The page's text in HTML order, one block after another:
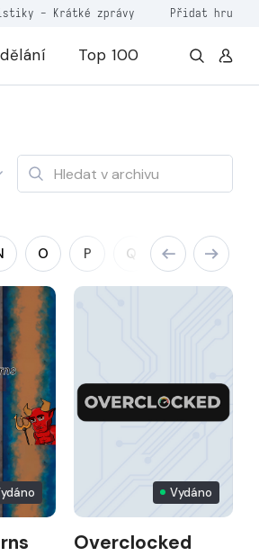
- Krátké zprávy Přidat hru
Top 100
O P Q R S
Vydáno
Overclocked